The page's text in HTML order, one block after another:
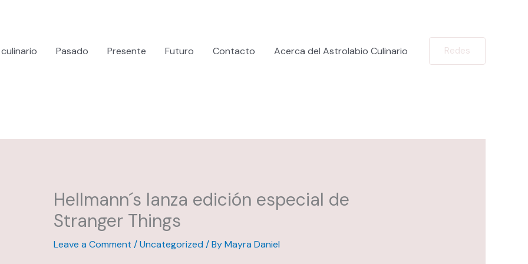
Pasado Presente Futuro Contacto Acerca del Astrolabio Culinario Redes
Hellmann´s lanza edición especial de
Stranger Things
Leave a Comment /Uncategorized / ByMayra Daniel